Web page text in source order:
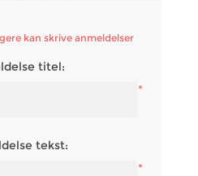
kan skrive anmeldelser
titel:
*
tekst:
*